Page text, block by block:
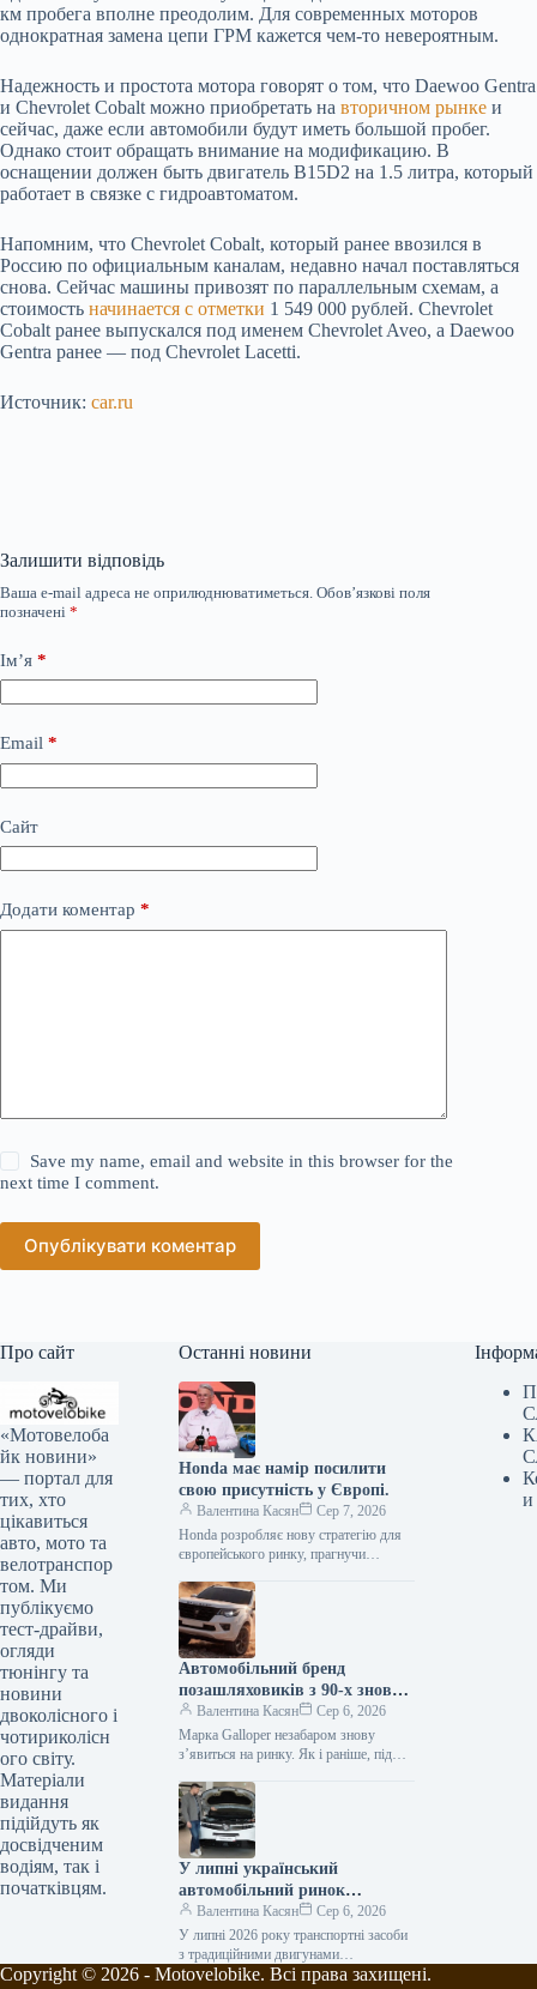
км пробега вполне преодолим. Для современных моторов
однократная замена цепи ГРМ кажется чем-то невероятным.
Надежность и простота мотора говорят о том, что Daewoo Gentra
и Chevrolet Cobalt можно приобретать на вторичном рынке и
сейчас, даже если автомобили будут иметь большой пробег.
Однако стоит обращать внимание на модификацию. В
оснащении должен быть двигатель B15D2 на 1.5 литра, который
работает в связке с гидроавтоматом.
Напомним, что Chevrolet Cobalt, который ранее ввозился в
Россию по официальным каналам, недавно начал поставляться
снова. Сейчас машины привозят по параллельным схемам, а
стоимость начинается с отметки 1 549 000 рублей. Chevrolet
Cobalt ранее выпускался под именем Chevrolet Aveo, а Daewoo
Gentra ранее — под Chevrolet Lacetti.
Источник: car.ru
Залишити відповідь
Ваша e-mail адреса не оприлюднюватиметься. Обов’язкові поля
позначені *
Ім’я *
Email *
Сайт
Додати коментар *
Save my name, email and website in this browser for the
next time I comment.
Опублікувати коментар
Про сайт
«Мотовелоба
йк новини»
— портал для
тих, хто
цікавиться
авто, мото та
велотранспор
том. Ми
публікуємо
тест-драйви,
огляди
тюнінгу та
новини
двоколісного і
чотириколісн
ого світу.
Матеріали
видання
підійдуть як
досвідченим
водіям, так і
початківцям.
Останні новини
Honda має намір посилити
свою присутність у Європі.
Валентина Касян
Сер 7, 2026
Honda розробляє нову стратегію для
європейського ринку, прагнучи
спаду обсягів збуту. Протягом
десятиліття компанія відзначила
зменшення…
Автомобільний бренд
позашляховиків з 90-х знову
з’явиться на ринку.
Валентина Касян
Сер 6, 2026
Марка Galloper незабаром знову
з’явиться на ринку. Як і раніше, під
випускатися автомобілі підвищеної
прохідності. Відродженням…
У липні український
автомобільний ринок
відзначився посиленням
позицій гібридних
автомобілів.
Валентина Касян
Сер 6, 2026
У липні 2026 року транспортні засоби
з традиційними двигунами
забезпечили понад 61% реалізацій
и
Copyright © 2026 - Motovelobike. Всі права захищені.